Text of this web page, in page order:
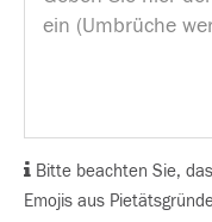
Bitte beachten Sie,
Emojis aus